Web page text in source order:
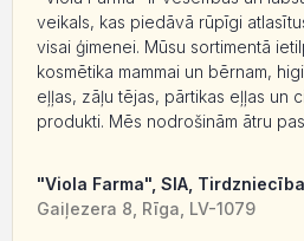
veikals, kas piedāvā rūpīgi
visai ģimenei. Mūsu sortimentā
kosmētika mammai un bērnam,
eļļas, zāļu tējas, pārtikas eļļas un
produkti. Mēs nodrošinām ātru
"Viola Farma", SIA,
Gaiļezera 8, Rīga, LV-1079